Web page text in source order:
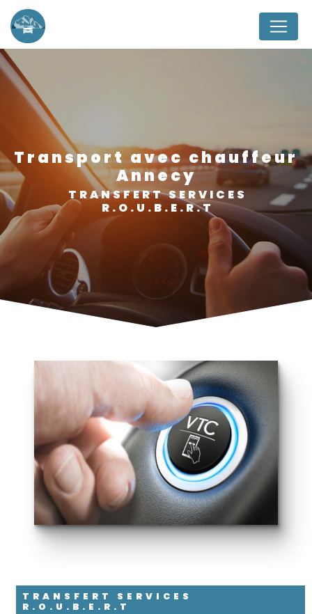
transport avec chauffeur
Annecy
TRANSFERT SERVICES
R.O.U.B.E.R.T
TRANSFERT SERVICES
R.O.U.B.E.R.T
Panneau de gestion des cookies